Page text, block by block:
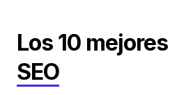
Los 10
SEO